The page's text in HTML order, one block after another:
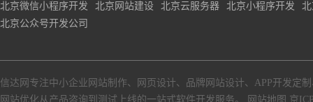
北京微信小程序开发 北京网站建设 北京云服务器 北京小程序开发
北京公众号开发公司
信达网专注中小企业网站制作、 网页设计、 品牌网站设计、 APP开发定制
网站优化从产品咨询到测试上线的一站式软件开发服务。
网站地图 京